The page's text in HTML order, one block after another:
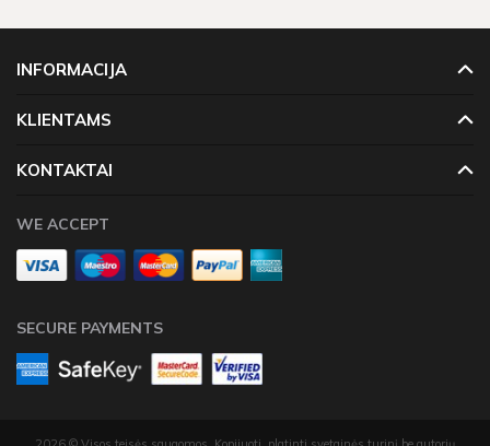
INFORMACIJA
KLIENTAMS
KONTAKTAI
WE ACCEPT
SECURE PAYMENTS